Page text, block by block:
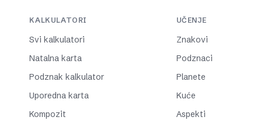
KALKULATORI
Svi kalkulatori
Natalna karta
Podznak kalkulator
Uporedna karta
Kompozit
UČENJE
Znakovi
Podznaci
Planete
Kuće
Aspekti